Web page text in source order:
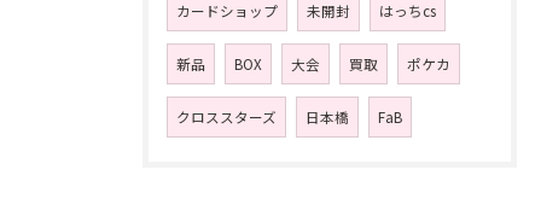
カードショップ 未開封 はっちcs
新品 BOX 大会 買取 ポケカ
クロススターズ 日本橋 FaB